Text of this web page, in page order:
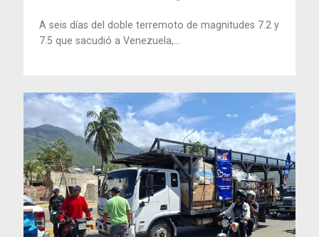
A seis días del doble terremoto de magnitudes 7.2 y
7.5 que sacudió a Venezuela,...